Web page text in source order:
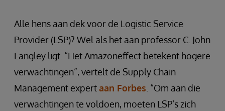
Alle hens aan dek voor de Logistic Service
Provider (LSP)? Wel als het aan professor C. John
Langley ligt. “Het Amazoneffect betekent hogere
verwachtingen”, vertelt de Supply Chain
Management expertaan Forbes . “Om aan die
verwachtingen te voldoen, moeten LSP’s zich